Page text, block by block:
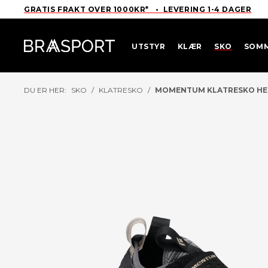
GRATIS FRAKT OVER 1000KR* • LEVERING 1-4 DAGER
UTSTYR KLÆR SKO
DU ER HER: SKO / KLATRESKO / MOMENTUM KLATRESKO